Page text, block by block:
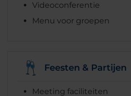
Videoconferentie
Menu voor groepen
Feesten & Partijen
Meeting faciliteiten